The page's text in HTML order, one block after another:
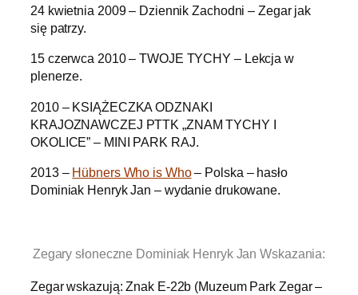
24 kwietnia 2009 – Dziennik Zachodni – Zegar jak
się patrzy.
15 czerwca 2010 – TWOJE TYCHY – Lekcja w
plenerze.
2010 – KSIĄŻECZKA ODZNAKI
KRAJOZNAWCZEJ PTTK „ZNAM TYCHY I
OKOLICE” – MINI PARK RAJ.
2013 – Hübners Who is Who– Polska – hasło
Dominiak Henryk Jan – wydanie drukowane.
Zegary słoneczne Dominiak Henryk Jan Wskazania:
Zegar wskazują: Znak E-22b (Muzeum Park Zegar –